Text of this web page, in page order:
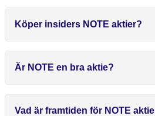
Köper insiders NOTE aktier?
Är NOTE en bra aktie?
Vad är framtiden för NOTE